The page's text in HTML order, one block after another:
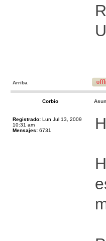
Arriba
Corbio
Registrado: Lun Jul 13, 2009
10:31 am
Mensajes: 6731